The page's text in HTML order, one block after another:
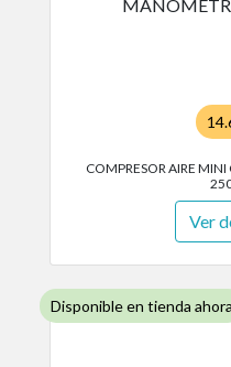
COMPRESOR AIRE
Ver
Disponible en tienda ahora